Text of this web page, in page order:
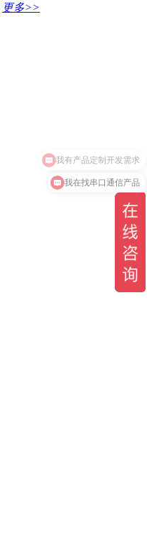
更多>>
我在找串口通信产品